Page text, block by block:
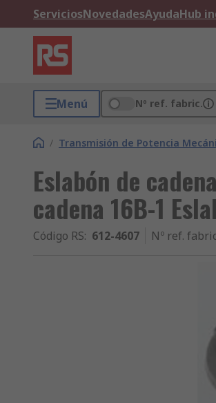
ServiciosNovedadesAyudaHub
Menú Nº ref. fabric.
/ Transmisión de Potencia
Eslabón de
cadena 16B-1
Código RS: 612-4607 Nº ref.